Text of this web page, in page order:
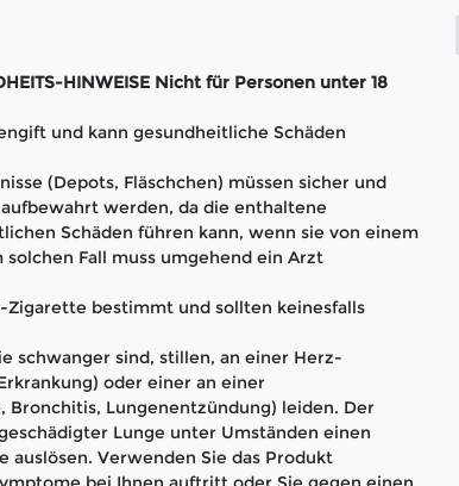
HINWEISE Nicht für Personen unter 18
und kann gesundheitliche Schäden
(Depots, Fläschchen) müssen sicher und
werden, da die enthaltene
Schäden führen kann, wenn sie von einem
Fall muss umgehend ein Arzt
Zigarette bestimmt und sollten keinesfalls
schwanger sind, stillen, an einer Herz-
oder einer an einer
Bronchitis, Lungenentzündung) leiden. Der
Lunge unter Umständen einen
auslösen. Verwenden Sie das Produkt